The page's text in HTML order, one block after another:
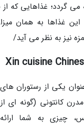
می گردد؛ غذاهایی که
این غذاها به همان
نیز به نظر می آید/
Xin cuisine
یکی از رستوران
کانتونی (گونه ای
چیزی به شما